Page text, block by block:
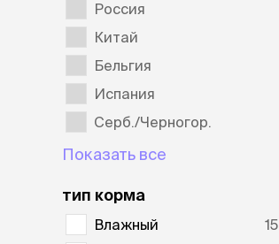
Россия
Китай
Бельгия
Испания
Серб./Черногор.
Показать все
тип корма
Влажный
15